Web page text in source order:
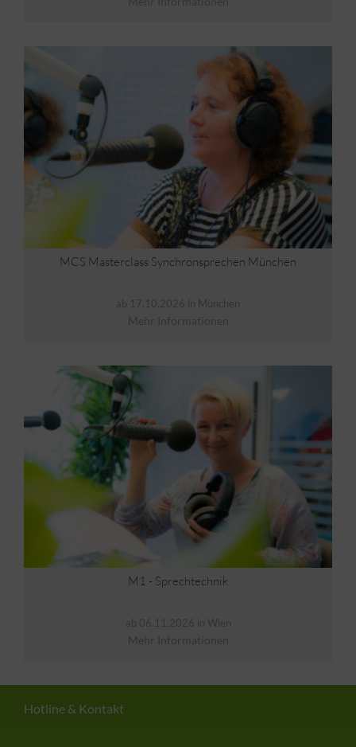
MCS Masterclass Synchronsprechen München
ab 17.10.2026 in München
Mehr Informationen
M1 - Sprechtechnik
ab 06.11.2026 in Wien
Mehr Informationen
Hotline & Kontakt